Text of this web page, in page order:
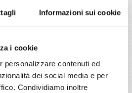
Informazioni sui cookie
i cookie
personalizzare contenuti ed
dei social media e per
Condividiamo inoltre
con la scelta della migliore
le crociere 2025 con Costa e Mc